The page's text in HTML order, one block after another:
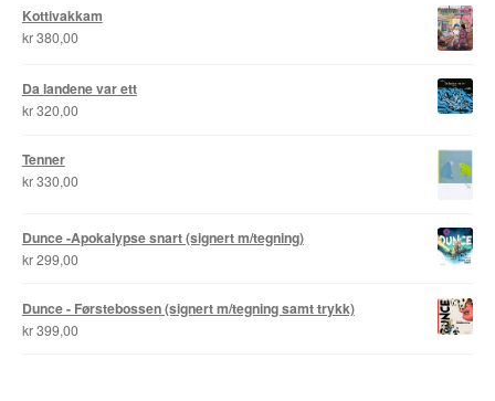
Kottivakkam
kr380,00
Da landene var ett
kr320,00
Tenner
kr330,00
Dunce -Apokalypse snart (signert m/tegning)
kr299,00
Dunce - Førstebossen (signert m/tegning samt trykk)
kr399,00